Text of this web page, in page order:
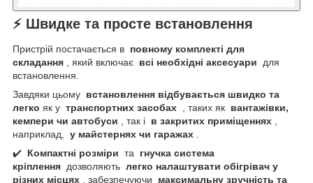
⚡ Швидке та просте встановлення
Пристрій постачається в повному комплекті для
складання , який включає всі необхідні аксесуари для
встановлення.
Завдяки цьому встановлення відбувається швидко та
легко як у транспортних засобах , таких як вантажівки,
кемпери чи автобуси , так і в закритих приміщеннях
наприклад, у майстернях чи гаражах
✔️ Компактні розміри та гнучка система
кріплення дозволяють легко налаштувати обігрівач у
різних місцях , забезпечуючи максимальну зручність та